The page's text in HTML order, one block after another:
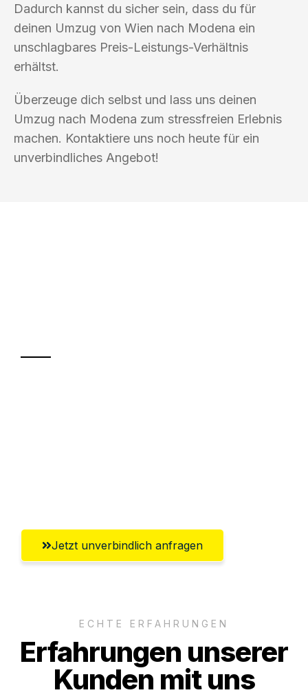
Dadurch kannst du sicher sein, dass du für
deinen Umzug von Wien nach Modena ein
unschlagbares Preis-Leistungs-Verhältnis
erhältst.
Überzeuge dich selbst und lass uns deinen
Umzug nach Modena zum stressfreien Erlebnis
machen. Kontaktiere uns noch heute für ein
unverbindliches Angebot!
Jetzt unverbindlich anfragen
ECHTE ERFAHRUNGEN
Erfahrungen unserer
Kunden mit uns